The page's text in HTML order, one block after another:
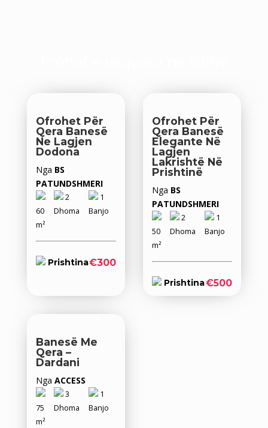
Ofrohet Për
Qera Banesë
Ne Lagjen
Dodona
Nga BS
PATUNDSHMERI
60
m²
2
Dhoma
1
Banjo
Prishtina€300
Ofrohet Për
Qera Banesë
Elegante Në
Lagjen
Lakrishtë Në
Prishtinë
Nga BS
PATUNDSHMERI
50
m²
2
Dhoma
1
Banjo
Prishtina€500
Banesë Me
Qera –
Dardani
Nga ACCESS
75
m²
3
Dhoma
1
Banjo